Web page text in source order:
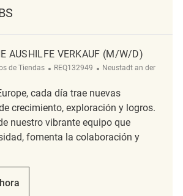
AUSHILFE VERKAUF (M/W/D)
de Tiendas ReqId
REQ132949 Ubicación
Neustadt an der
cada día trae nuevas
crecimiento, exploración y logros.
nuestro vibrante equipo que
fomenta la colaboración y
Aushilfe Verkauf (m/w/d) REQ132949
Aushilfe Verkauf (m/w/d)